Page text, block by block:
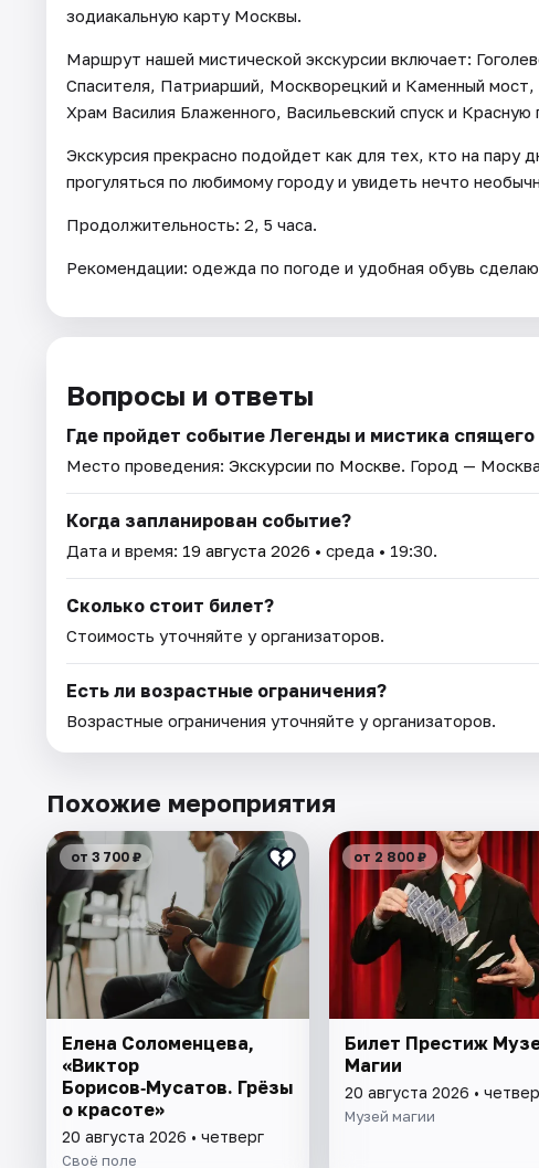
зодиакальную карту Москвы.
Маршрут нашей мистической экскурсии включает:
Спасителя, Патриарший, Москворецкий и Каменный
Храм Василия Блаженного, Васильевский спуск и Красную
Экскурсия прекрасно подойдет как для тех, кто на пару
прогуляться по любимому городу и увидеть нечто
Продолжительность: 2, 5 часа.
Рекомендации: одежда по погоде и удобная обувь
Вопросы и ответы
Где пройдет событие Легенды и мистика
Место проведения: Экскурсии по Москве. Город —
Когда запланирован событие?
Дата и время: 19 августа 2026 • среда • 19:30.
Сколько стоит билет?
Стоимость уточняйте у организаторов.
Есть ли возрастные ограничения?
Возрастные ограничения уточняйте у организаторов.
Похожие мероприятия
от 3 700 ₽
Елена Соломенцева,
«Виктор
Борисов‑Мусатов. Грёзы
о красоте»
20 августа 2026 • четверг
Своё поле
от 2 800 ₽
Билет Престиж
Магии
20 августа 2026 •
Музей магии